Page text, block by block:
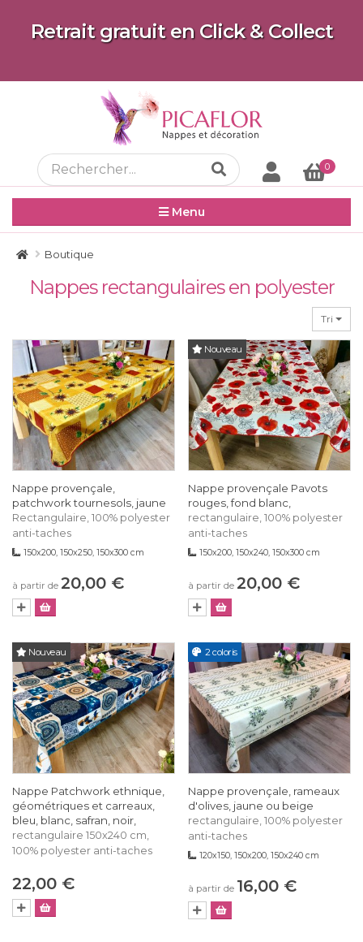
Retrait gratuit en Click & Collect
0
Menu
Boutique
Nappes rectangulaires en polyester
Tri
Nappe provençale,
patchwork tournesols, jaune
Rectangulaire, 100% polyester
anti-taches
150x200, 150x250, 150x300 cm
à partir de 20,00 €
Nouveau
Nappe provençale Pavots
rouges, fond blanc,
rectangulaire, 100% polyester
anti-taches
150x200, 150x240, 150x300 cm
à partir de 20,00 €
Nouveau
Nappe Patchwork ethnique,
géométriques et carreaux,
bleu, blanc, safran, noir,
rectangulaire 150x240 cm,
100% polyester anti-taches
22,00 €
2 coloris
Nappe provençale, rameaux
d'olives, jaune ou beige
rectangulaire, 100% polyester
anti-taches
120x150, 150x200, 150x240 cm
à partir de 16,00 €